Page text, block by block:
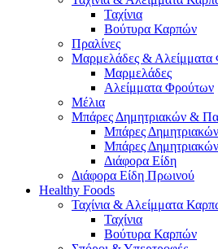
Ταχίνια
Βούτυρα Καρπών
Πραλίνες
Μαρμελάδες & Αλείμματα
Μαρμελάδες
Αλείμματα Φρούτων
Μέλια
Μπάρες Δημητριακών &
Μπάρες
Μπάρες
Διάφορα Είδη
Διάφορα Είδη Πρωινού
Healthy Foods
Ταχίνια & Αλείμματα
Ταχίνια
Βούτυρα Καρπών